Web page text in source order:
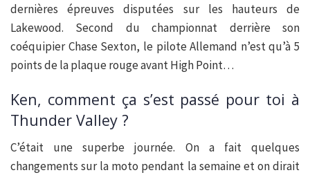
dernières épreuves disputées sur les hauteurs de
Lakewood. Second du championnat derrière son
coéquipier Chase Sexton, le pilote Allemand n’est qu’à 5
points de la plaque rouge avant High Point…
Ken, comment ça s’est passé pour toi à
Thunder Valley ?
C’était une superbe journée. On a fait quelques
changements sur la moto pendant la semaine et on dirait